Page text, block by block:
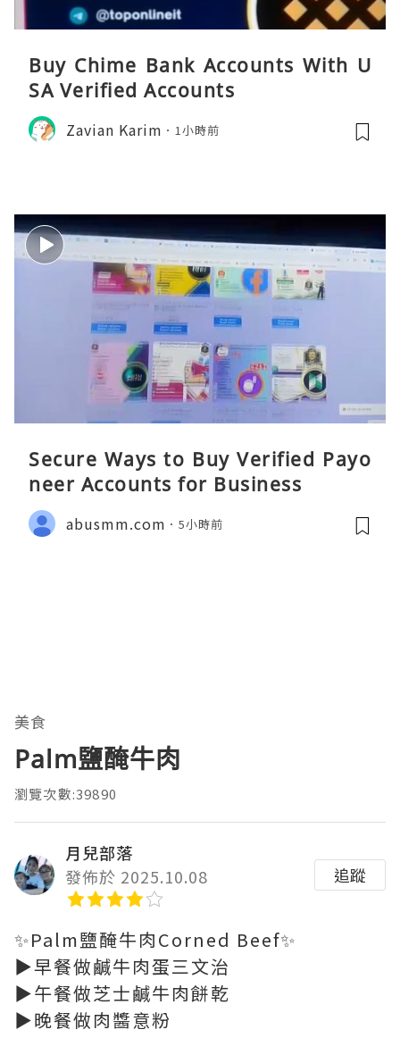
Buy Chime Bank Accounts With U
SA Verified Accounts
Zavian Karim 1小時前
Secure Ways to Buy Verified Payo
neer Accounts for Business
abusmm.com 5小時前
美食
Palm鹽醃牛肉
瀏覽次數:39890
月兒部落
發佈於 2025.10.08
追蹤
✨Palm鹽醃牛肉Corned Beef✨
▶️早餐做鹹牛肉蛋三文治
▶️午餐做芝士鹹牛肉餅乾
▶️晚餐做肉醬意粉